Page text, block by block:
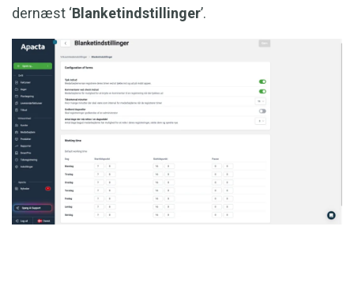
dernæst ‘Blanketindstillinger’.